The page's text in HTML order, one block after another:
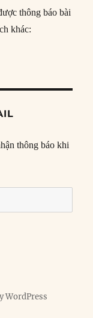
thông báo bài
khác:
thông báo khi
WordPress